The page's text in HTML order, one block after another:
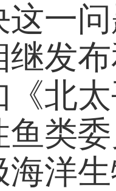
这一
继发
《北
鱼类
海洋